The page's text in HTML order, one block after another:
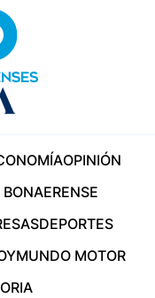
OPINIÓN
DEPORTES
MUNDO MOTOR